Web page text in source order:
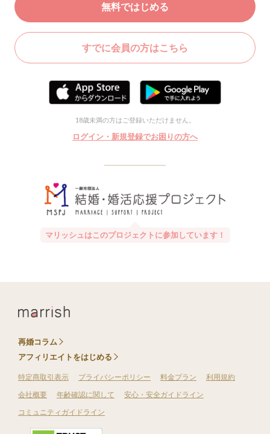
無料ではじめる
すでに会員の方はこちら
18歳未満の方はご登録いただけません。
ログイン・新規登録でお困りの方へ
マリッシュはこのプロジェクトに参加しています！
再婚コラム
アフィリエイトをはじめる
特定商取引表示 プライバシーポリシー 料金プラン
利用規約
会社概要
年齢確認に関して
安心・安全ガイドライン
コミュニティガイドライン